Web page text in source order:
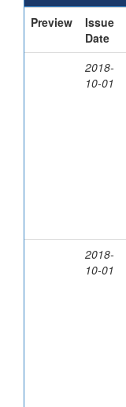
Preview
Issue
Date
2018-
10-01
2018-
10-01